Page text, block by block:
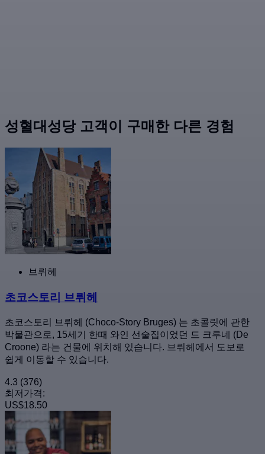
성혈대성당 고객이 구매한 다른 경험
브뤼헤
초코스토리 브뤼헤
초코스토리 브뤼헤 (Choco-Story Bruges) 는 초콜릿에 관한
박물관으로, 15세기 한때 와인 선술집이었던 드 크루네 (De
Croone) 라는 건물에 위치해 있습니다. 브뤼헤에서 도보로
쉽게 이동할 수 있습니다.
4.3 (376)
최저가격:
US$18.50